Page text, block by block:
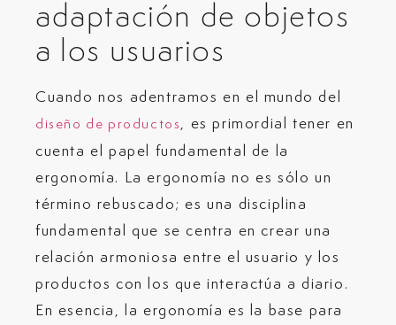
adaptación de objetos
a los usuarios
Cuando nos adentramos en el mundo del
diseño de productos , es primordial tener en
cuenta el papel fundamental de la
ergonomía. La ergonomía no es sólo un
término rebuscado; es una disciplina
fundamental que se centra en crear una
relación armoniosa entre el usuario y los
productos con los que interactúa a diario.
En esencia, la ergonomía es la base para